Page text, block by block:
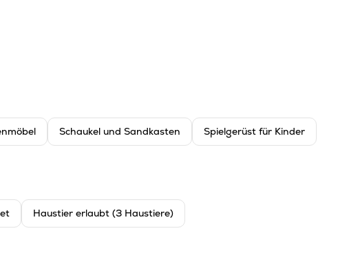
Schaukel und Sandkasten Spielgerüst für Kinder
Haustier erlaubt (3 Haustiere)